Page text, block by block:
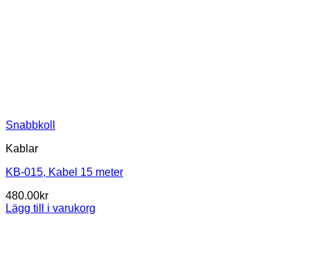
Snabbkoll
Kablar
KB-015, Kabel 15 meter
480.00kr
Lägg till i varukorg